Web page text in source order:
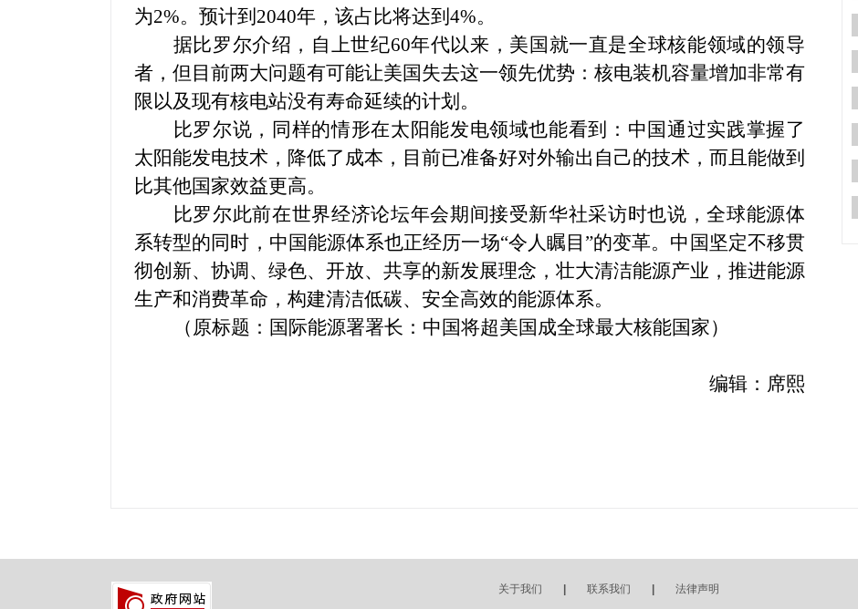
为2%。预计到2040年，该占比将达到4%。
据比罗尔介绍，自上世纪60年代以来，美国就一直是全球核能领域的领导
者，但目前两大问题有可能让美国失去这一领先优势：核电装机容量增加非常有
限以及现有核电站没有寿命延续的计划。
比罗尔说，同样的情形在太阳能发电领域也能看到：中国通过实践掌握了
太阳能发电技术，降低了成本，目前已准备好对外输出自己的技术，而且能做到
比其他国家效益更高。
比罗尔此前在世界经济论坛年会期间接受新华社采访时也说，全球能源体
系转型的同时，中国能源体系也正经历一场“令人瞩目”的变革。中国坚定不移贯
彻创新、协调、绿色、开放、共享的新发展理念，壮大清洁能源产业，推进能源
生产和消费革命，构建清洁低碳、安全高效的能源体系。
（原标题：国际能源署署长：中国将超美国成全球最大核能国家）
编辑：席熙
关于我们 联系我们 法律声明